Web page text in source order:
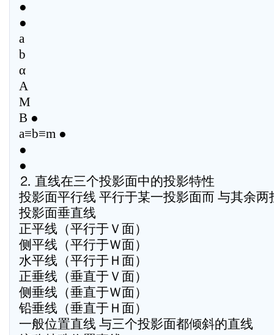
●
●
a
b
α
A
M
B ●
a≡b≡m ●
●
●
⒉ 直线在三个投影面中的投影特性
投影面平行线 平行于某一投影面而 与其余两
投影面垂直线
正平线（平行于Ｖ面）
侧平线（平行于Ｗ面）
水平线（平行于Ｈ面）
正垂线（垂直于Ｖ面）
侧垂线（垂直于Ｗ面）
铅垂线（垂直于Ｈ面）
一般位置直线 与三个投影面都倾斜的直线